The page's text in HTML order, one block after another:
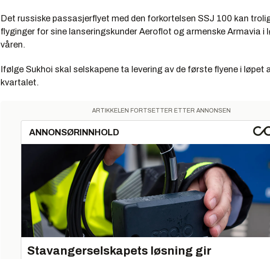
Det russiske passasjerflyet med den forkortelsen SSJ 100 kan
flyginger for sine lanseringskunder Aeroflot og armenske Armavia i
våren.
Ifølge Sukhoi skal selskapene ta levering av de første flyene i løpet
kvartalet.
ARTIKKELEN FORTSETTER ETTER ANNONSEN
ANNONSØRINNHOLD
Stavangerselskapets løsning gir